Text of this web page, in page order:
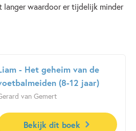
waardoor er tijdelijk minder
- Het geheim van de
(8-12 jaar)
van Gemert
Bekijk dit boek